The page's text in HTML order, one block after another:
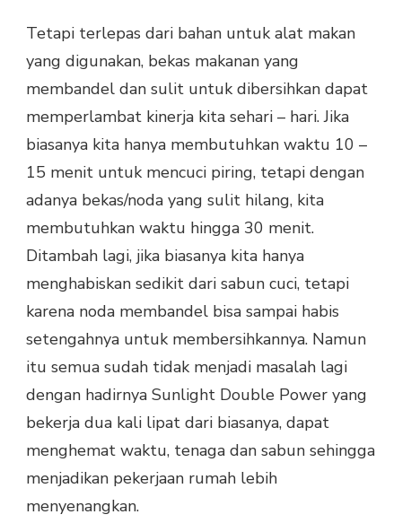
Tetapi terlepas dari bahan untuk alat makan
yang digunakan, bekas makanan yang
membandel dan sulit untuk dibersihkan dapat
memperlambat kinerja kita sehari – hari. Jika
biasanya kita hanya membutuhkan waktu 10 –
15 menit untuk mencuci piring, tetapi dengan
adanya bekas/noda yang sulit hilang, kita
membutuhkan waktu hingga 30 menit.
Ditambah lagi, jika biasanya kita hanya
menghabiskan sedikit dari sabun cuci, tetapi
karena noda membandel bisa sampai habis
setengahnya untuk membersihkannya. Namun
itu semua sudah tidak menjadi masalah lagi
dengan hadirnya Sunlight Double Power yang
bekerja dua kali lipat dari biasanya, dapat
menghemat waktu, tenaga dan sabun sehingga
menjadikan pekerjaan rumah lebih
menyenangkan.